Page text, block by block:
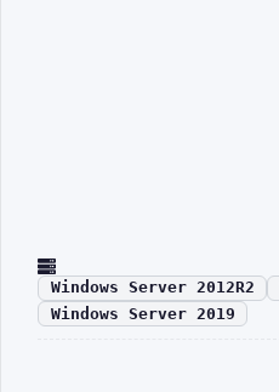
Windows Server 2012R2
Windows Server 2019